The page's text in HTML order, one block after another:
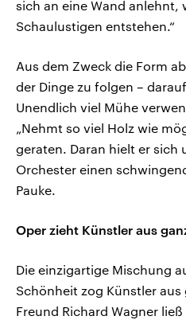
sich an eine Wand anlehnt,
Schaulustigen entstehen.“
Aus dem Zweck die Form
der Dinge zu folgen –
Unendlich viel Mühe
„Nehmt so viel Holz wie
geraten. Daran hielt er sich
Orchester einen
Pauke.
Oper zieht Künstler aus
Die einzigartige Mischung
Schönheit zog Künstler aus
Freund Richard Wagner